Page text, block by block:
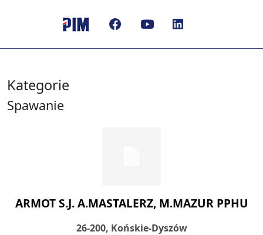
Kategorie
Spawanie
ARMOT S.J. A.MASTALERZ, M.MAZUR PPHU
26-200, Końskie-Dyszów